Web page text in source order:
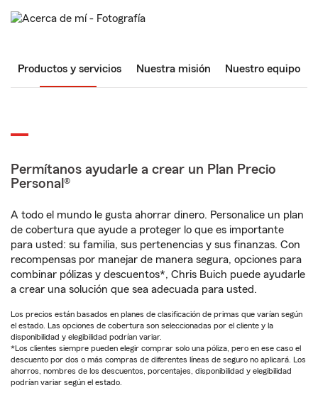
Productos y servicios Nuestra misión Nuestro equipo
Permítanos ayudarle a crear un Plan Precio
Personal®
A todo el mundo le gusta ahorrar dinero. Personalice un plan
de cobertura que ayude a proteger lo que es importante
para usted: su familia, sus pertenencias y sus finanzas. Con
recompensas por manejar de manera segura, opciones para
combinar pólizas y descuentos*, Chris Buich puede ayudarle
a crear una solución que sea adecuada para usted.
Los precios están basados en planes de clasificación de primas que varían según
el estado. Las opciones de cobertura son seleccionadas por el cliente y la
disponibilidad y elegibilidad podrían variar.
*Los clientes siempre pueden elegir comprar solo una póliza, pero en ese caso el
descuento por dos o más compras de diferentes líneas de seguro no aplicará. Los
ahorros, nombres de los descuentos, porcentajes, disponibilidad y elegibilidad
podrían variar según el estado.